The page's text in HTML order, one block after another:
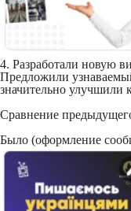
4. Разработали новую
Предложили
значительно улучшили
Сравнение
Было (оформление